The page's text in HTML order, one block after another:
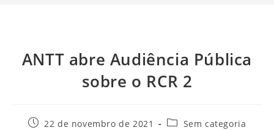
ANTT abre Audiência Pública
sobre o RCR 2
22 de novembro de 2021 Sem categoria